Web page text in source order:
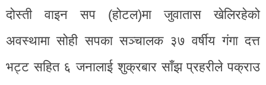
दोस्ती वाइन सप (होटल)मा जुवातास खेलिरहेको
अवस्थामा सोही सपका सञ्चालक ३७ वर्षीय गंगा दत्त
भट्ट सहित ६ जनालाई शुक्रबार साँझ प्रहरीले पक्राउ